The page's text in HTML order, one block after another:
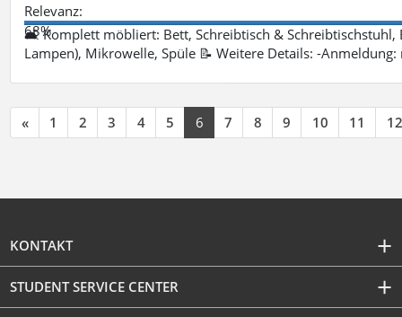
Relevanz:
68%
🛋 Komplett möbliert: Bett, Schreibtisch & Schreibtischstuhl,
Lampen), Mikrowelle, Spüle 📝 Weitere Details: -
« 1 2 3 4 5 6 7 8 9 10 11 12
KONTAKT
STUDENT SERVICE CENTER